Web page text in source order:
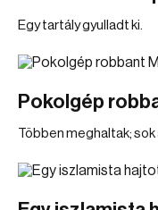
Egy tartály gyulladt ki.
Pokolgép
Többen meghaltak; sok